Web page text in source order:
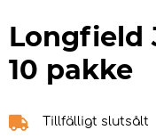
Longfield
10 pakke
Tillfälligt slutsålt